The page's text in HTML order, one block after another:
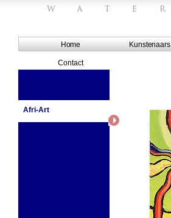
Home Kunstenaars
Contact
Afri-Art